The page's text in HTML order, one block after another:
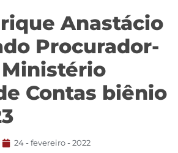
Anastácio
Procurador-
Contas biênio
24 - fevereiro - 2022